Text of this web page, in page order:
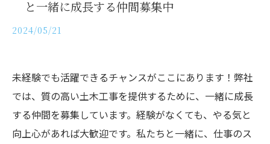
と一緒に成長する仲間募集中
2024/05/21
未経験でも活躍できるチャンスがここにあります！弊社
では、質の高い土木工事を提供するために、一緒に成長
する仲間を募集しています。経験がなくても、やる気と
向上心があれば大歓迎です。私たちと一緒に、仕事のス